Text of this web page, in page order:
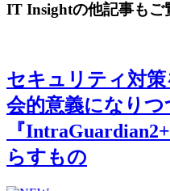
IT Insightの他記事もご
セキュリティ対
会的意義になり
『
らすもの